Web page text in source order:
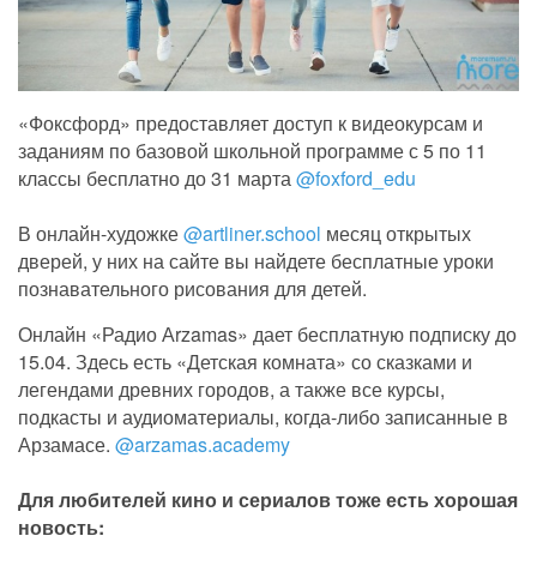
«Фоксфорд» предоставляет доступ к видеокурсам и
заданиям по базовой школьной программе с 5 по 11
классы бесплатно до 31 марта@foxford_edu
В онлайн-художке@artliner.school месяц открытых
дверей, у них на сайте вы найдете бесплатные уроки
познавательного рисования для детей.
Онлайн «Радио Аrzamas» дает бесплатную подписку до
15.04. Здесь есть «Детская комната» со сказками и
легендами древних городов, а также все курсы,
подкасты и аудиоматериалы, когда-либо записанные в
Арзамасе. @arzamas.academy
Для любителей кино и сериалов тоже есть хорошая
новость: